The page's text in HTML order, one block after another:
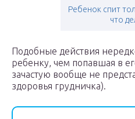
Ребенок спит
что
Подобные действия
ребенку, чем попавшая в
зачастую вообще не
здоровья грудничка).